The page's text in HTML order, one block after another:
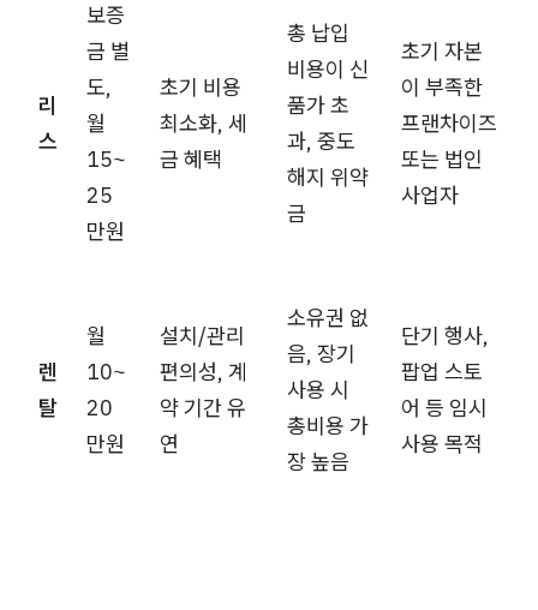
리
스
보증
금 별
도,
월
15~
25
만원
초기 비용
최소화, 세
금 혜택
총 납입
비용이 신
품가 초
과, 중도
해지 위약
금
초기 자본
이 부족한
프랜차이즈
또는 법인
사업자
렌
탈
월
10~
20
만원
설치/관리
편의성, 계
약 기간 유
연
소유권 없
음, 장기
사용 시
총비용 가
장 높음
단기 행사,
팝업 스토
어 등 임시
사용 목적